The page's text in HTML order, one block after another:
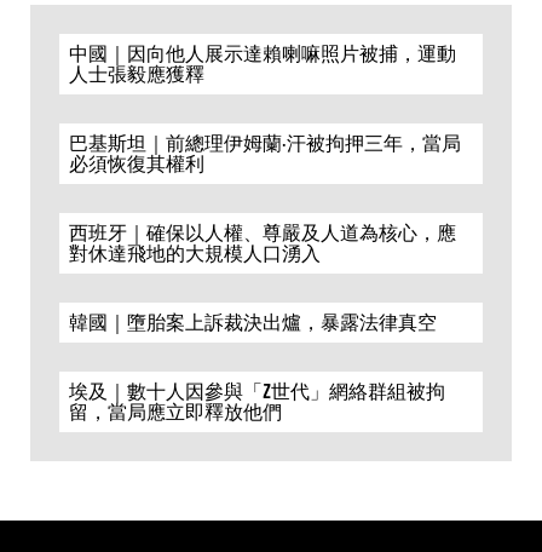
中國｜因向他人展示達賴喇嘛照片被捕，運動
人士張毅應獲釋
巴基斯坦｜前總理伊姆蘭·汗被拘押三年，當局
必須恢復其權利
西班牙｜確保以人權、尊嚴及人道為核心，應
對休達飛地的大規模人口湧入
韓國｜墮胎案上訴裁決出爐，暴露法律真空
埃及｜數十人因參與「Z世代」網絡群組被拘
留，當局應立即釋放他們